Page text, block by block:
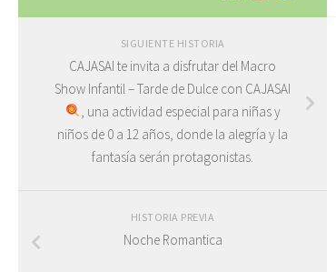
SIGUIENTE HISTORIA
CAJASAI te invita a disfrutar del Macro
Show Infantil – Tarde de Dulce con CAJASAI
, una actividad especial para niñas y
niños de 0 a 12 años, donde la alegría y la
fantasía serán protagonistas.
HISTORIA PREVIA
Noche Romantica